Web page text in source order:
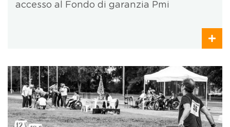
accesso al Fondo di garanzia Pmi